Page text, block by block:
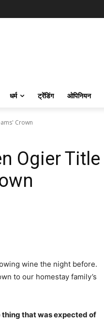
धर्म ट्रेंडिंग ओपिनियन
Crown
Ogier Title
wine the night before.
to our homestay family’s
thing that was expected of